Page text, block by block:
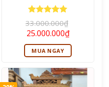
Được xếp
hạng55
sao
33.000.000₫
Giá
gốc
là:
33.000.000₫.
25.000.000₫Giá
hiện
tại
là:
MUA NGAY